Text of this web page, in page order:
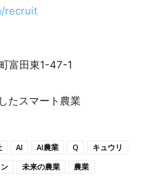
recruit
富田東1-47-1
たスマート農業
AI AI農業 Q
キュウリ
未来の農業 農業